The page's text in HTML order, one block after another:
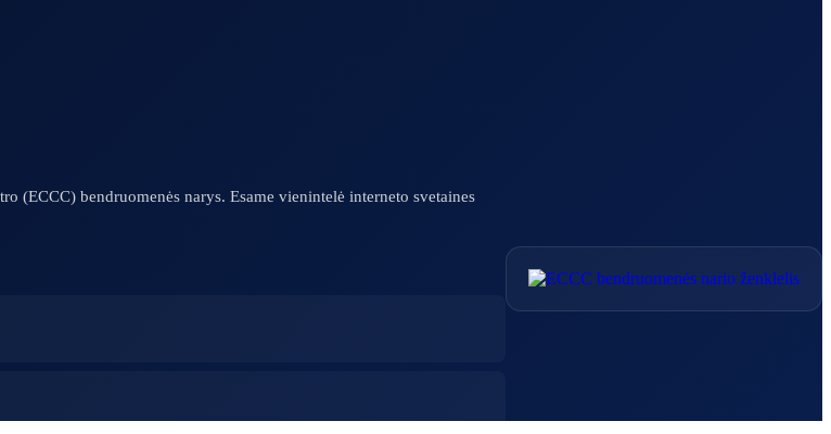
bendruomenės narys. Esame vienintelė interneto svetaines